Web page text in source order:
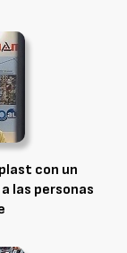
con un
las personas